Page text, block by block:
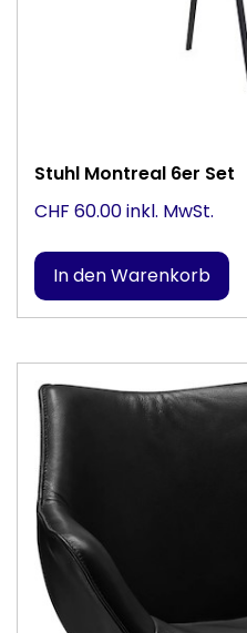
Stuhl Montreal 6er Set
CHF 60.00 inkl. MwSt.